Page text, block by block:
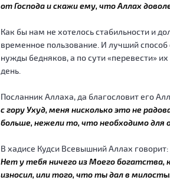
от Господа и скажи ему, что Аллах
Как бы нам не хотелось стабильности и
временное пользование. И лучший способ
нужды бедняков, а по сути «перевести»
день.
Посланник Аллаха, да благословит его
с гору Ухуд, меня нисколько это не
больше, нежели то, что необходимо для
В хадисе Кудси Всевышний Аллах говорит:
Нет у тебя ничего из Моего
износил, или того, что ты дал в